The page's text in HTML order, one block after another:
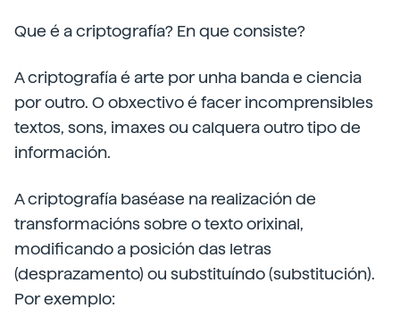
Que é a criptografía? En que consiste?
A criptografía é arte por unha banda e ciencia
por outro. O obxectivo é facer incomprensibles
textos, sons, imaxes ou calquera outro tipo de
información.
A criptografía baséase na realización de
transformacións sobre o texto orixinal,
modificando a posición das letras
(desprazamento) ou substituíndo (substitución).
Por exemplo: